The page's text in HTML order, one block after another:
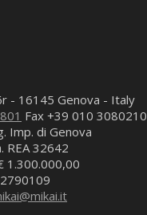
- 16145 Genova - Italy
Fax +39 010 3080210
Imp. di Genova
REA 32642
1.300.000,00